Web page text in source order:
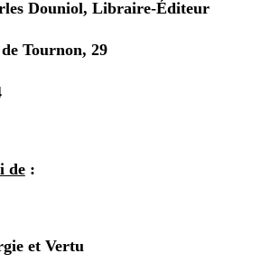
Douniol, Libraire-Éditeur
Tournon, 29
de:
et Vertu